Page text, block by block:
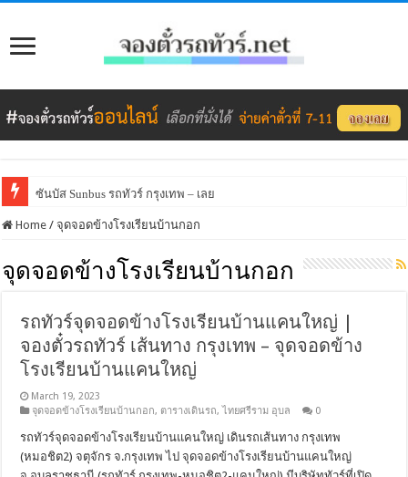
ซันบัส Sunbus รถทัวร์ กรุงเทพ – เลย
Home / จุดจอดข้างโรงเรียนบ้านกอก
จุดจอดข้างโรงเรียนบ้านกอก
รถทัวร์จุดจอดข้างโรงเรียนบ้านแคนใหญ่ |
จองตั๋วรถทัวร์ เส้นทาง กรุงเทพ – จุดจอดข้าง
โรงเรียนบ้านแคนใหญ่
March 19, 2023
จุดจอดข้างโรงเรียนบ้านกอก, ตารางเดินรถ,ไทยศรีราม อุบล 0
รถทัวร์จุดจอดข้างโรงเรียนบ้านแคนใหญ่ เดินรถเส้นทาง กรุงเทพ
(หมอชิต2) จตุจักร จ.กรุงเทพ ไป จุดจอดข้างโรงเรียนบ้านแคนใหญ่